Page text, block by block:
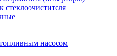
стеклоочистителя
насосом